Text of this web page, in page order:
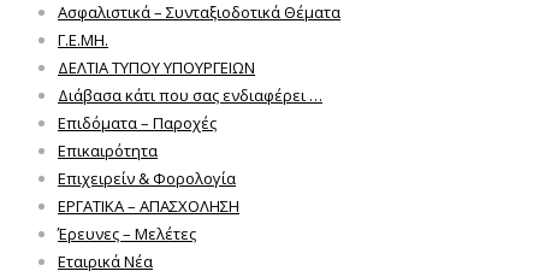
Ασφαλιστικά – Συνταξιοδοτικά Θέματα
Γ.Ε.ΜΗ.
ΔΕΛΤΙΑ ΤΥΠΟΥ ΥΠΟΥΡΓΕΙΩΝ
Διάβασα κάτι που σας ενδιαφέρει …
Επιδόματα – Παροχές
Επικαιρότητα
Επιχειρείν & Φορολογία
ΕΡΓΑΤΙΚΑ – ΑΠΑΣΧΟΛΗΣΗ
Έρευνες – Μελέτες
Εταιρικά Νέα